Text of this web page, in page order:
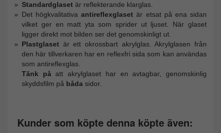
Standardglaset är reflekterande klarglas.
Det högkvalitativaantireflexglaset är etsat på ena sidan
vilket ger en matt yta som sprider ut ljuset. När glaset
ligger direkt mot bilden ser det genomskinligt ut.
Plastglaset är ett okrossbart akrylglas. Akrylglasen från
den här tillverkaren har en reflexfri sida som kan användas
som antireflexglas.
Tänk påatt akrylglaset har en avtagbar, genomskinlig
skyddsfilm på båda sidor.
Kunder som köpte denna köpte även: